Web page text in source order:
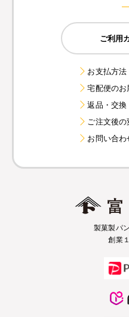
ご利用
お支払方法
宅配便のお
返品・交換
ご注文後
お問い合わ
製菓製パ
創業